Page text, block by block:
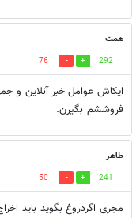
همت
292
76
ایکاش عوامل خبر آنلاین و
فروششم بگیرن.
طاهر
241
50
مجری اگردروغ بگوید باید